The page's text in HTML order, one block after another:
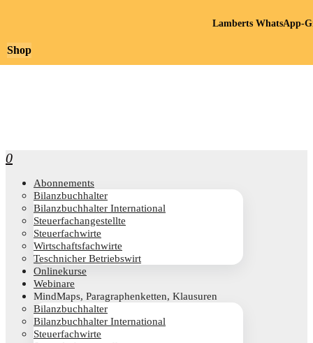
0
Abon­ne­ments
Bilanz­buch­hal­ter
Bilanz­buch­hal­ter International
Steu­er­fach­an­ge­stell­te
Steu­er­fach­wir­te
Wirt­schafts­fach­wir­te
Teschni­cher Betriebswirt
Online­kur­se
Web­i­na­re
Mind­Maps, Para­gra­phen­ket­ten, Klausuren
Bilanz­buch­hal­ter
Bilanz­buch­hal­ter International
Steu­er­fach­wir­te
Shop
Lamberts WhatsApp-